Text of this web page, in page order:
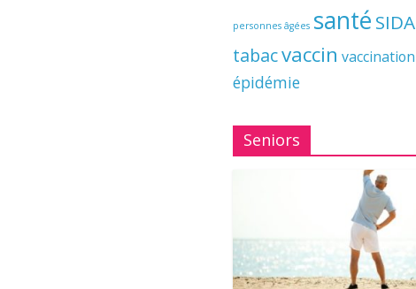
personnes âgées santé SIDA
tabacvaccin vaccination
épidémie
Seniors